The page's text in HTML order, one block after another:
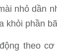
nhỏ dần
khỏi phần
theo